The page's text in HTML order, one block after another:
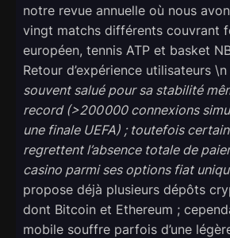
notre revue annuelle où nous
vingt matchs différents couvrant
européen, tennis ATP et basket
Retour d’expérience utilisateurs \n
souvent salué pour sa stabilité
record (>200 000 connexions
une finale UEFA) ; toutefois
regrettent l’absence totale de
casino parmi ses options fiat
propose déjà plusieurs dépôts
dont Bitcoin et Ethereum ;
mobile souffre parfois d’une